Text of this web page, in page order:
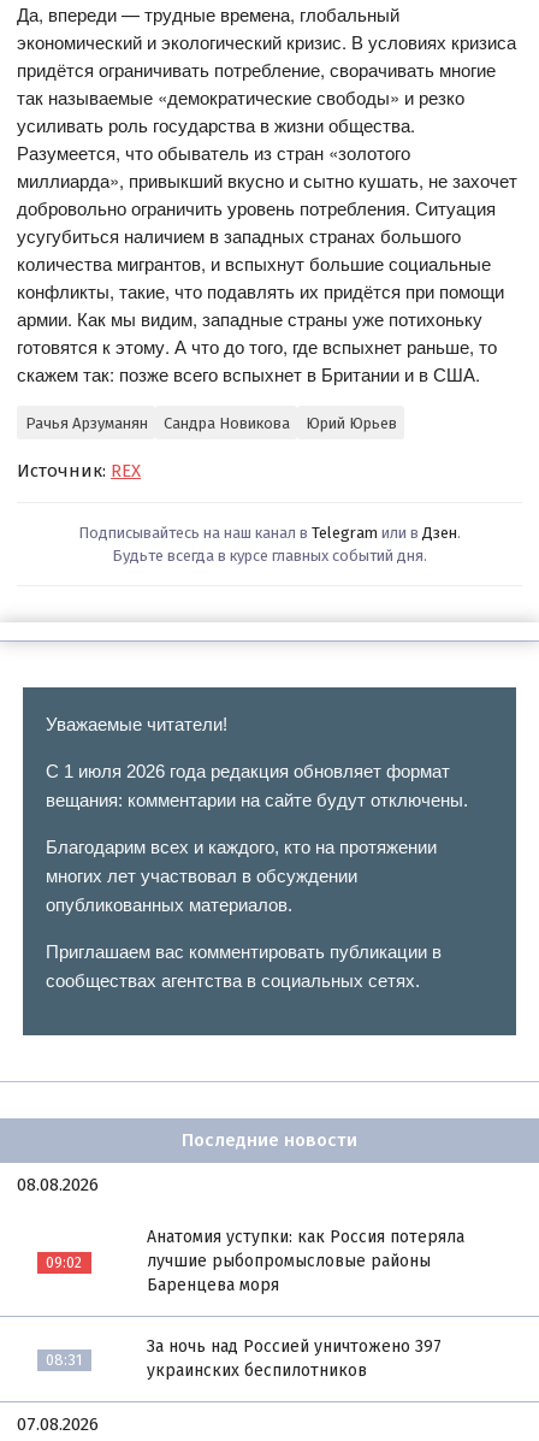
Да, впереди — трудные времена, глобальный
экономический и экологический кризис. В условиях кризиса
придётся ограничивать потребление, сворачивать многие
так называемые «демократические свободы» и резко
усиливать роль государства в жизни общества.
Разумеется, что обыватель из стран «золотого
миллиарда», привыкший вкусно и сытно кушать, не захочет
добровольно ограничить уровень потребления. Ситуация
усугубиться наличием в западных странах большого
количества мигрантов, и вспыхнут большие социальные
конфликты, такие, что подавлять их придётся при помощи
армии. Как мы видим, западные страны уже потихоньку
готовятся к этому. А что до того, где вспыхнет раньше, то
скажем так: позже всего вспыхнет в Британии и в США.
Рачья Арзуманян Сандра Новикова Юрий Юрьев
Источник: REX
Подписывайтесь на наш канал в Telegram или в Дзен.
Будьте всегда в курсе главных событий дня.
Уважаемые читатели!
С 1 июля 2026 года редакция обновляет формат
вещания: комментарии на сайте будут отключены.
Благодарим всех и каждого, кто на протяжении
многих лет участвовал в обсуждении
опубликованных материалов.
Приглашаем вас комментировать публикации в
сообществах агентства в социальных сетях.
Последние новости
08.08.2026
09:02
Анатомия уступки: как Россия потеряла
лучшие рыбопромысловые районы
Баренцева моря
08:31
За ночь над Россией уничтожено 397
украинских беспилотников
07.08.2026